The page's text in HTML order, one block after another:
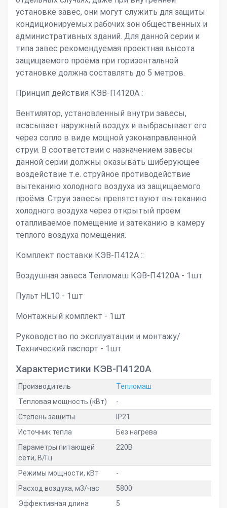
установке завес, они могут служить для защиты
кондиционируемых рабочих зон общественных и
административных зданий. Для данной серии и
типа завес рекомендуемая проектная высота
защищаемого проёма при горизонтальной
установке должна составлять до 5 метров.
Принцип действия КЭВ-П4120А :
Вентилятор, установленный внутри завесы,
всасывает наружный воздух и выбрасывает его
через сопло в виде мощной узконаправленной
струи. В соответствии с назначением завесы
данной серии должны оказывать шиберующее
воздействие т.е. струйное противодействие
вытеканию холодного воздуха из защищаемого
проёма. Струи завесы препятствуют вытеканию
холодного воздуха через открытый проём
отапливаемое помещение и затеканию в камеру
тёплого воздуха помещения.
Комплект поставки КЭВ-П412А ::
Воздушная завеса Тепломаш КЭВ-П4120А - 1шт
Пульт HL10 - 1шт
Монтажный комплект - 1шт
Руководство по эксплуатации и монтажу/
Технический паспорт - 1шт
Характеристики КЭВ-П4120А
Производитель
Тепломаш
Тепловая мощность (кВт)
-
Степень защиты
IP21
Источник тепла
Без нагрева
Параметры питающей
сети, В/Гц
220В
Режимы мощности, кВт
-
Расход воздуха, м3/час
5800
Эффективная длина
5